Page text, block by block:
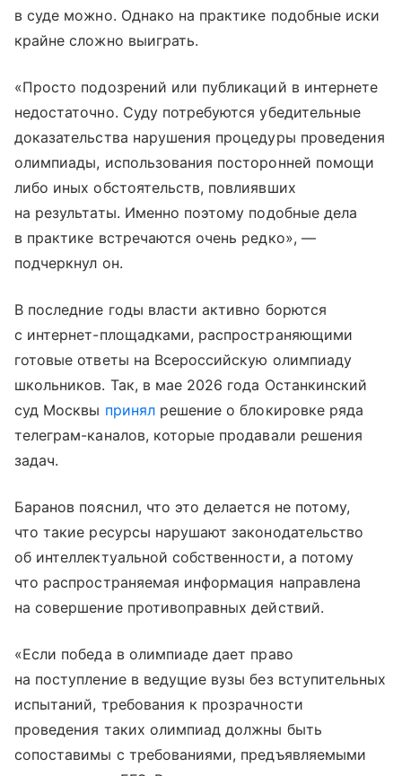
в суде можно. Однако на практике подобные иски
крайне сложно выиграть.
«Просто подозрений или публикаций в интернете
недостаточно. Суду потребуются убедительные
доказательства нарушения процедуры проведения
олимпиады, использования посторонней помощи
либо иных обстоятельств, повлиявших
на результаты. Именно поэтому подобные дела
в практике встречаются очень редко», —
подчеркнул он.
В последние годы власти активно борются
с интернет-площадками, распространяющими
готовые ответы на Всероссийскую олимпиаду
школьников. Так, в мае 2026 года Останкинский
суд Москвы принялрешение о блокировке ряда
телеграм-каналов, которые продавали решения
задач.
Баранов пояснил, что это делается не потому,
что такие ресурсы нарушают законодательство
об интеллектуальной собственности, а потому
что распространяемая информация направлена
на совершение противоправных действий.
«Если победа в олимпиаде дает право
на поступление в ведущие вузы без вступительных
испытаний, требования к прозрачности
проведения таких олимпиад должны быть
сопоставимы с требованиями, предъявляемыми